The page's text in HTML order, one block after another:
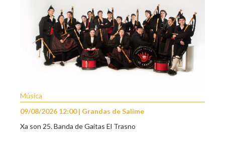
Música
09/08/2026 12:00 | Grandas de Salime
Xa son 25. Banda de Gaitas El Trasno